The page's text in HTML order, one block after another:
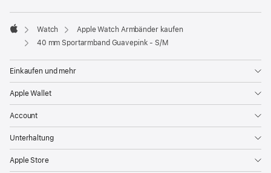
Apple
Watch
Apple Watch Armbänder kaufen
40 mm Sportarmband Guavepink - S/M
Einkaufen und mehr
Apple Wallet
Account
Unterhaltung
Apple Store